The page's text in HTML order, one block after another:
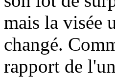
mais la visée
changé.
rapport de